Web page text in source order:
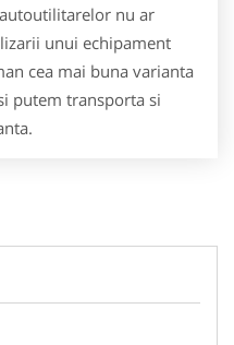
nu ar
unui echipament
cea mai buna varianta
putem transporta si